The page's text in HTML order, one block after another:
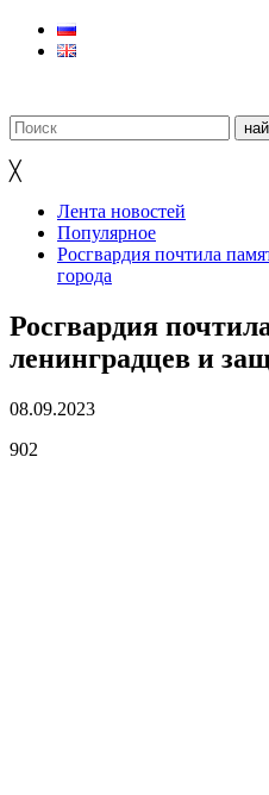
╳
Лента новостей
Популярное
Росгвардия почтила
города
Росгвардия
ленинградцев и
08.09.2023
902